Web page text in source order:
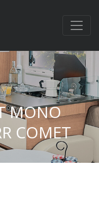
MONO
COMET